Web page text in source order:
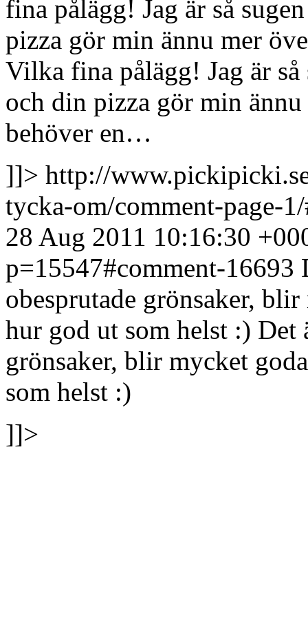
fina pålägg! Jag är så
pizza gör min ännu mer
Vilka fina pålägg! Jag är
och din pizza gör min
behöver en…
]]> http://
tycka-om/comment-page-
28 Aug 2011 10:16:30
p=15547#comment-16693
obesprutade grönsaker,
hur god ut som helst :) Det
grönsaker, blir mycket
som helst :)
]]>